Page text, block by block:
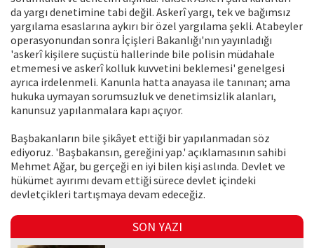
da yargı denetimine tabi değil. Askerî yargı, tek ve bağımsız
yargılama esaslarına aykırı bir özel yargılama şekli. Atabeyler
operasyonundan sonra İçişleri Bakanlığı'nın yayınladığı
'askerî kişilere suçüstü hallerinde bile polisin müdahale
etmemesi ve askerî kolluk kuvvetini beklemesi' genelgesi
ayrıca irdelenmeli. Kanunla hatta anayasa ile tanınan; ama
hukuka uymayan sorumsuzluk ve denetimsizlik alanları,
kanunsuz yapılanmalara kapı açıyor.
Başbakanların bile şikâyet ettiği bir yapılanmadan söz
ediyoruz. 'Başbakansın, gereğini yap.' açıklamasının sahibi
Mehmet Ağar, bu gerçeği en iyi bilen kişi aslında. Devlet ve
hükümet ayırımı devam ettiği sürece devlet içindeki
devletçikleri tartışmaya devam edeceğiz.
SON YAZI